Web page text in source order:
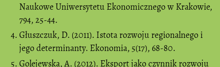
Naukowe Uniwersytetu Ekonomicznego w Krakowie,
794, 25-44.
Głuszczuk, D. (2011). Istota rozwoju regionalnego i
jego determinanty. Ekonomia, 5(17), 68-80.
Golejewska, A. (2012). Eksport jako czynnik rozwoju